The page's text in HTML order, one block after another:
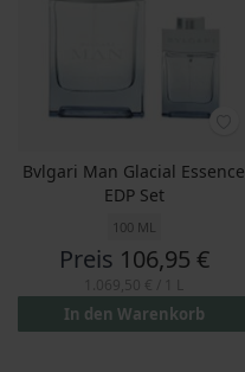
Bvlgari Man Glacial Essence
EDP Set
100 ML
Preis 106,95 €
In den Warenkorb